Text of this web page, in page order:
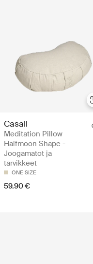
Casall
Meditation Pillow
Halfmoon Shape -
Joogamatot ja
tarvikkeet
ONE SIZE
59.90 €